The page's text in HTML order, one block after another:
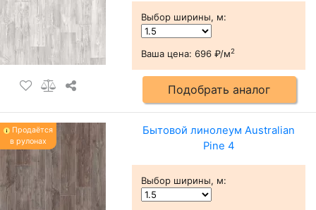
Выбор ширины, м:
Ваша цена: 696 ₽/м2
Подобрать аналог
Продаётся
в рулонах
Бытовой линолеум Australian
Pine 4
Выбор ширины, м: